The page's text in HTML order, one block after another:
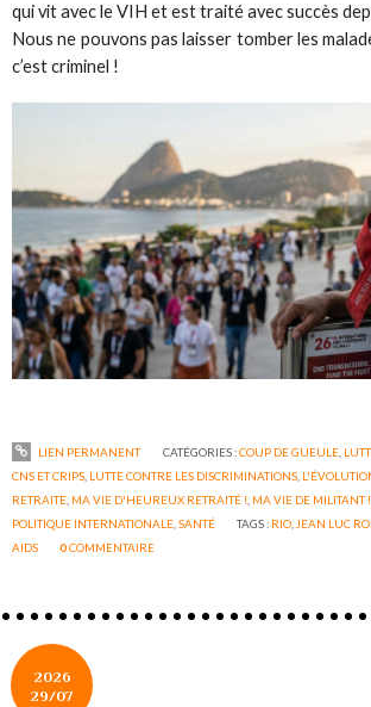
qui vit avec le VIH et est traité avec succès
Nous ne pouvons pas laisser tomber les
c’est criminel !
LIEN PERMANENT CATÉGORIES :COUP DE GUEULE,
CNS ET CRIPS LUTTE CONTRE LES DISCRIMINATIONS
RETRAITE MA VIE D'HEUREUX RETRAITÉ ! MA VIE DE MILITANT !
POLITIQUE INTERNATIONALE ,SANTÉ TAGS : RIO JEAN LUC
AIDS
0COMMENTAIRE
2026
29/07